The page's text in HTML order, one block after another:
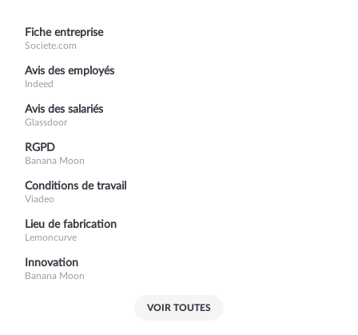
Fiche entreprise
Societe.com
Avis des employés
Indeed
Avis des salariés
Glassdoor
RGPD
Banana Moon
Conditions de travail
Viadeo
Lieu de fabrication
Lemoncurve
Innovation
Banana Moon
VOIR TOUTES